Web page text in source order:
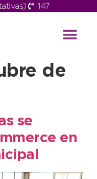
147
de
se
en